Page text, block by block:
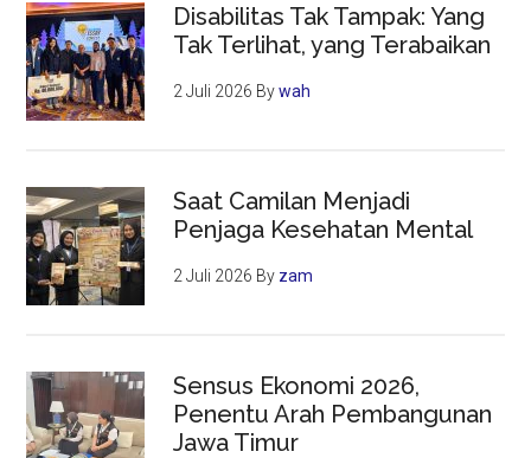
Disabilitas Tak Tampak: Yang
Tak Terlihat, yang Terabaikan
2 Juli 2026 Bywah
Saat Camilan Menjadi
Penjaga Kesehatan Mental
2 Juli 2026 By zam
Sensus Ekonomi 2026,
Penentu Arah Pembangunan
Jawa Timur